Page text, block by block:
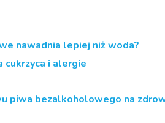
nawadnia lepiej niż woda?
i alergie
piwa bezalkoholowego na